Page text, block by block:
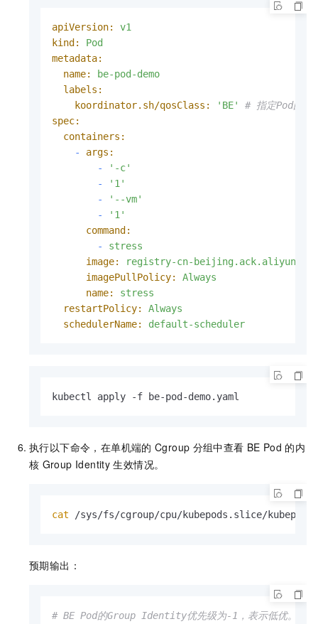
apiVersion:
v1
kind:
Pod
metadata:
name:
be-pod-demo
labels:
koordinator.sh/qosClass:
'BE'
# 指定Pod的
spec:
containers:
-
args:
-
'-c'
-
'1'
-
'--vm'
-
'1'
command:
-
stress
image:
registry-cn-
imagePullPolicy:
Always
name:
stress
restartPolicy:
Always
schedulerName:
default-scheduler
kubectl apply -f be-pod-demo.yaml
执行以下命令，在单机端的 Cgroup 分组中查看 BE Pod 的内
核 Group Identity 生效情况。
cat /sys/fs/cgroup/cpu/kubepods.slice/
预期输出：
# BE Pod的Group Identity优先级为-1，表示低优。